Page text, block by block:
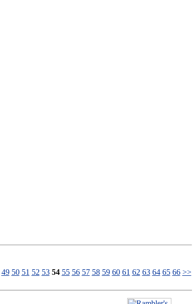
49 50 51 52 53 54 55 56 57 58 59 60 61 62 63 64 65 66 >>